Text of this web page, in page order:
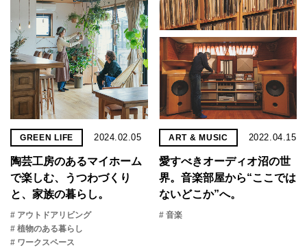
GREEN LIFE 2024.02.05
陶芸工房のあるマイホーム
で楽しむ、うつわづくり
と、家族の暮らし。
# アウトドアリビング
# 植物のある暮らし
# ワークスペース
ART & MUSIC 2022.04.15
愛すべきオーディオ沼の世
界。音楽部屋から“ここでは
ないどこか”へ。
# 音楽